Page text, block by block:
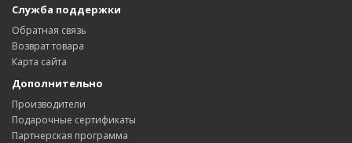
Служба поддержки
Обратная связь
Возврат товара
Карта сайта
Дополнительно
Производители
Подарочные сертификаты
Партнерская программа